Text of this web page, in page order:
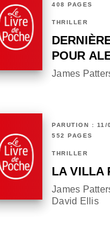
408 PAGES
THRILLER
POUR
James
PARUTION : 11/
552 PAGES
THRILLER
LA VILLA
James
David Ellis